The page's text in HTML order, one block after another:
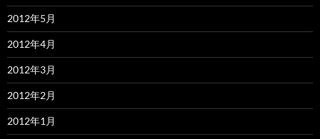
2012年5月
2012年4月
2012年3月
2012年2月
2012年1月